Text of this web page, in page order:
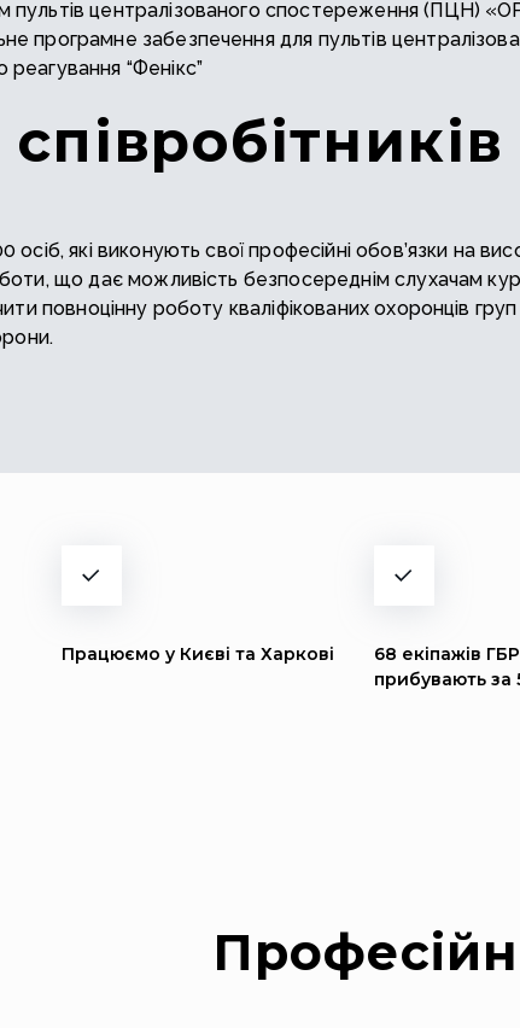
пультів централізованого спостереження (ПЦН)
програмне забезпечення для пультів
“Фенікс”
які виконують свої професійні обов’язки на
що дає можливість безпосереднім слухачам
повноцінну роботу кваліфікованих охоронців
Працюємо у Києві та Харкові
68 екіпажів
прибувають за